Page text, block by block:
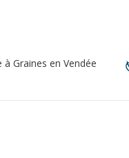
Graines en Vendée